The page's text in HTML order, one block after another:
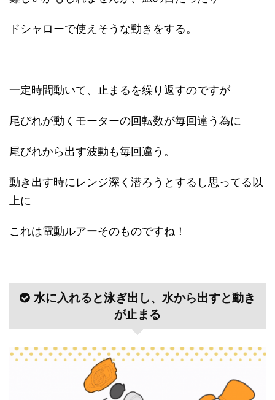
ドシャローで使えそうな動きをする。
一定時間動いて、止まるを繰り返すのですが
尾びれが動くモーターの回転数が毎回違う為に
尾びれから出す波動も毎回違う。
動き出す時にレンジ深く潜ろうとするし思ってる以
上に
これは電動ルアーそのものですね！
水に入れると泳ぎ出し、水から出すと動き
が止まる